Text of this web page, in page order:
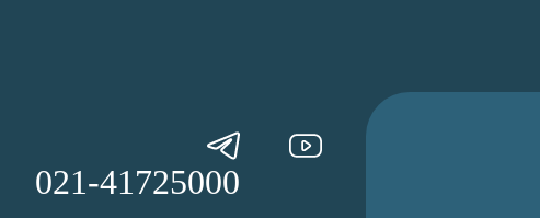
021-41725000